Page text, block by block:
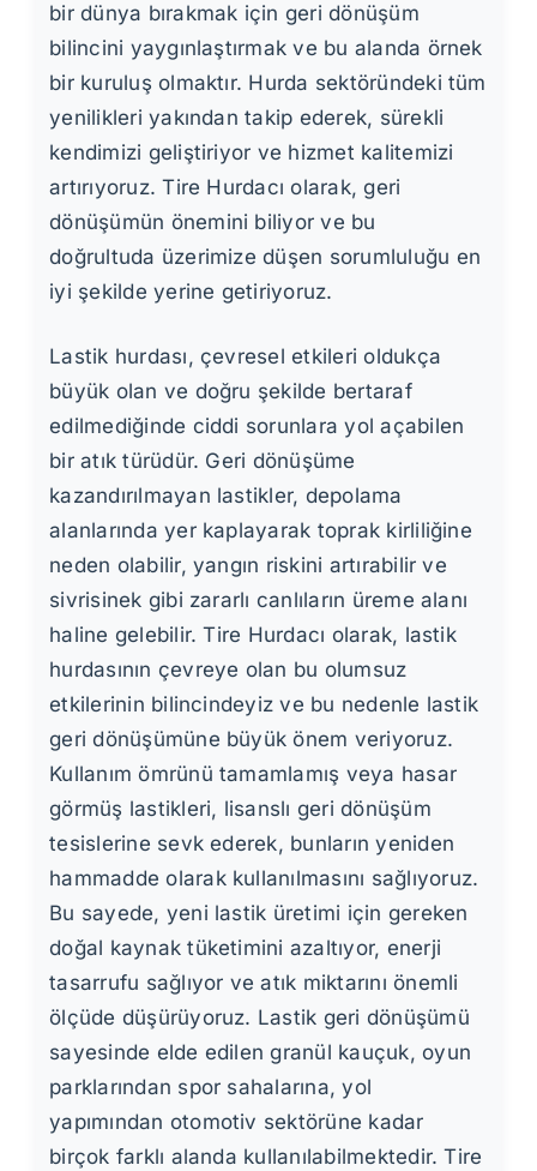
bir dünya bırakmak için geri dönüşüm
bilincini yaygınlaştırmak ve bu alanda örnek
bir kuruluş olmaktır. Hurda sektöründeki tüm
yenilikleri yakından takip ederek, sürekli
kendimizi geliştiriyor ve hizmet kalitemizi
artırıyoruz. Tire Hurdacı olarak, geri
dönüşümün önemini biliyor ve bu
doğrultuda üzerimize düşen sorumluluğu en
iyi şekilde yerine getiriyoruz.
Lastik hurdası, çevresel etkileri oldukça
büyük olan ve doğru şekilde bertaraf
edilmediğinde ciddi sorunlara yol açabilen
bir atık türüdür. Geri dönüşüme
kazandırılmayan lastikler, depolama
alanlarında yer kaplayarak toprak kirliliğine
neden olabilir, yangın riskini artırabilir ve
sivrisinek gibi zararlı canlıların üreme alanı
haline gelebilir. Tire Hurdacı olarak, lastik
hurdasının çevreye olan bu olumsuz
etkilerinin bilincindeyiz ve bu nedenle lastik
geri dönüşümüne büyük önem veriyoruz.
Kullanım ömrünü tamamlamış veya hasar
görmüş lastikleri, lisanslı geri dönüşüm
tesislerine sevk ederek, bunların yeniden
hammadde olarak kullanılmasını sağlıyoruz.
Bu sayede, yeni lastik üretimi için gereken
doğal kaynak tüketimini azaltıyor, enerji
tasarrufu sağlıyor ve atık miktarını önemli
ölçüde düşürüyoruz. Lastik geri dönüşümü
sayesinde elde edilen granül kauçuk, oyun
parklarından spor sahalarına, yol
yapımından otomotiv sektörüne kadar
birçok farklı alanda kullanılabilmektedir. Tire